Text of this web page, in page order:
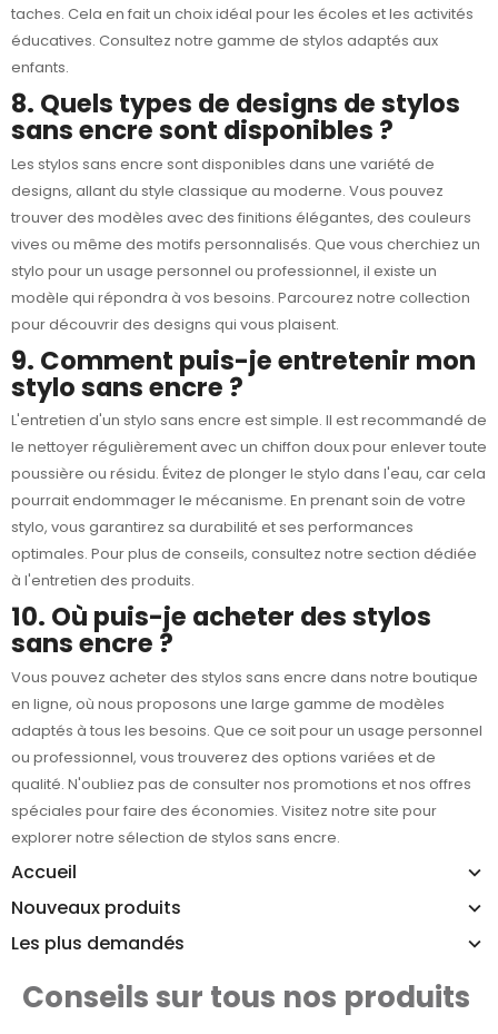
Accueil
Nouveaux produits
Les plus demandés
Conseils sur tous nos produits
taches. Cela en fait un choix idéal pour les écoles et les activités
éducatives. Consultez notre gamme de stylos adaptés aux
enfants.
8. Quels types de designs de stylos
sans encre sont disponibles ?
Les stylos sans encre sont disponibles dans une variété de
designs, allant du style classique au moderne. Vous pouvez
trouver des modèles avec des finitions élégantes, des couleurs
vives ou même des motifs personnalisés. Que vous cherchiez un
stylo pour un usage personnel ou professionnel, il existe un
modèle qui répondra à vos besoins. Parcourez notre collection
pour découvrir des designs qui vous plaisent.
9. Comment puis-je entretenir mon
stylo sans encre ?
L'entretien d'un stylo sans encre est simple. Il est recommandé de
le nettoyer régulièrement avec un chiffon doux pour enlever toute
poussière ou résidu. Évitez de plonger le stylo dans l'eau, car cela
pourrait endommager le mécanisme. En prenant soin de votre
stylo, vous garantirez sa durabilité et ses performances
optimales. Pour plus de conseils, consultez notre section dédiée
à l'entretien des produits.
10. Où puis-je acheter des stylos
sans encre ?
Vous pouvez acheter des stylos sans encre dans notre boutique
en ligne, où nous proposons une large gamme de modèles
adaptés à tous les besoins. Que ce soit pour un usage personnel
ou professionnel, vous trouverez des options variées et de
qualité. N'oubliez pas de consulter nos promotions et nos offres
spéciales pour faire des économies. Visitez notre site pour
explorer notre sélection de stylos sans encre.